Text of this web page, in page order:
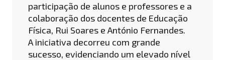
participação de alunos e professores e a
colaboração dos docentes de Educação
Física, Rui Soares e António Fernandes.
A iniciativa decorreu com grande
sucesso, evidenciando um elevado nível